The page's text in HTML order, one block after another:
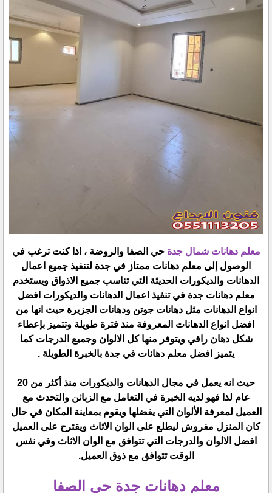
معلم دهانات شمال جدةحي الصفا والروضة ، اذا كنت ترغب في
الوصول إلى معلم دهانات ممتاز في جدة لتنفيذ جميع اعمال
الدهانات والديكورات الحديثة التي تناسب جميع الاذواق ويستخدم
معلم دهانات جدة في تنفيذ اعمال الدهانات والديكورات افضل
انواع الدهانات مثل دهانات جوتن ودهانات الجزيرة حيث انها من
افضل انواع الدهانات المعروفة منذ فترة طويلة وتتميز بإعطاء
شكل دهان راقي ويتوفر منها كل الالوان وجميع الدرجات كما
يتميز افضل معلم دهانات في جدة بالخبرة الطويلة .
حيث انه يعمل في مجال الدهانات والديكورات منذ أكثر من 20
عام لذا فهو لديه الخبرة في التعامل مع الزبائن والتحدث مع
العميل لمعرفة الألوان التي يفضلها ويقوم بمعاينة المكان في حال
كان المنزل مفروش ليطلع على الوان الاثاث ويقترح على العميل
افضل الالوان والدرجات التي تتوافق مع الوان الاثاث وفي نفس
الوقت تتوافق مع ذوق العميل.
معلم دهانات جدة حي الصفا